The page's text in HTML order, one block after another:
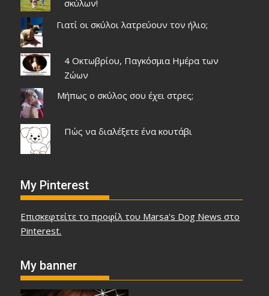
σκύλων!
Γιατί οι σκύλοι λατρεύουν τον ήλιο;
4 Οκτωβρίου, Παγκόσμια Ημέρα των
Ζώων
Μήπως ο σκύλος σου έχει στρες;
Πώς να διαλέξετε ένα κουτάβι
My Pinterest
Επισκεφτείτε το προφίλ του Marsa's Dog News στο
Pinterest.
My banner